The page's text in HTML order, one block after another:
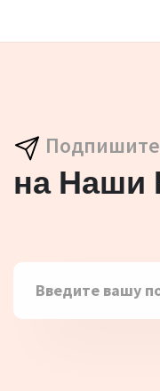
на Наши